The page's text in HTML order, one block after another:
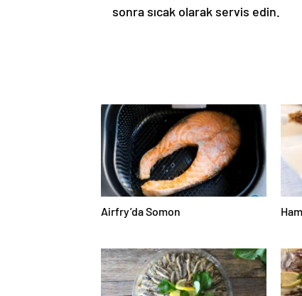
sonra sıcak olarak servis edin.
Airfry’da Somon